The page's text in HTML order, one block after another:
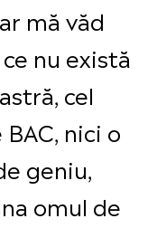
mă văd
nu există
cel
nici o
geniu,
omul de